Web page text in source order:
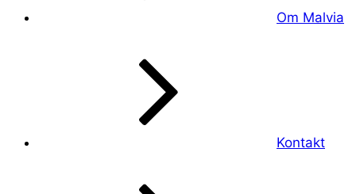
Om Malvia
Kontakt